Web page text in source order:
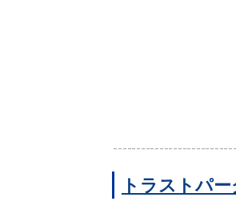
トラストパ